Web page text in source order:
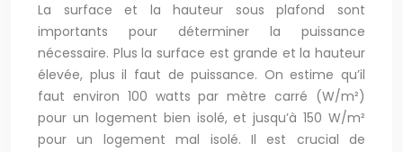
La surface et la hauteur sous plafond sont
importants pour déterminer la puissance
nécessaire. Plus la surface est grande et la hauteur
élevée, plus il faut de puissance. On estime qu’il
faut environ 100 watts par mètre carré (W/m²)
pour un logement bien isolé, et jusqu’à 150 W/m²
pour un logement mal isolé. Il est crucial de